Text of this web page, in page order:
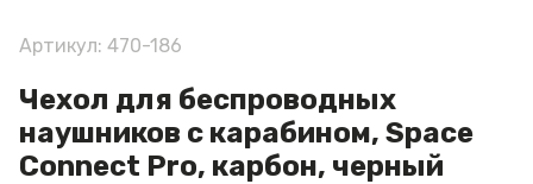
Артикул: 470-186
Чехол для беспроводных
наушников с карабином, Space
Connect Pro, карбон, черный